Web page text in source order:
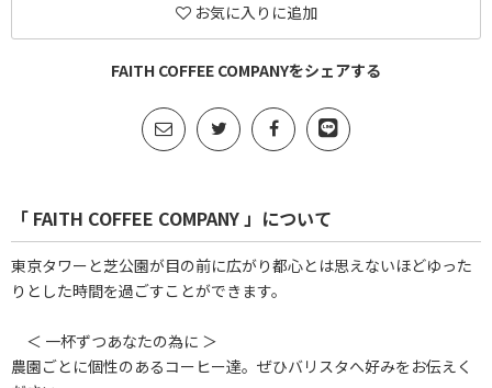
お気に入りに追加
FAITH COFFEE COMPANYをシェアする
「 FAITH COFFEE COMPANY 」について
東京タワーと芝公園が目の前に広がり都心とは思えないほどゆった
りとした時間を過ごすことができます。
＜ 一杯ずつあなたの為に ＞
農園ごとに個性のあるコーヒー達。ぜひバリスタへ好みをお伝えく